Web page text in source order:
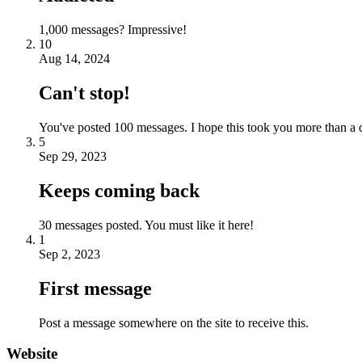
1,000 messages? Impressive!
10
Aug 14, 2024
Can't stop!
You've posted 100 messages. I hope this took you more than a
5
Sep 29, 2023
Keeps coming back
30 messages posted. You must like it here!
1
Sep 2, 2023
First message
Post a message somewhere on the site to receive this.
Website